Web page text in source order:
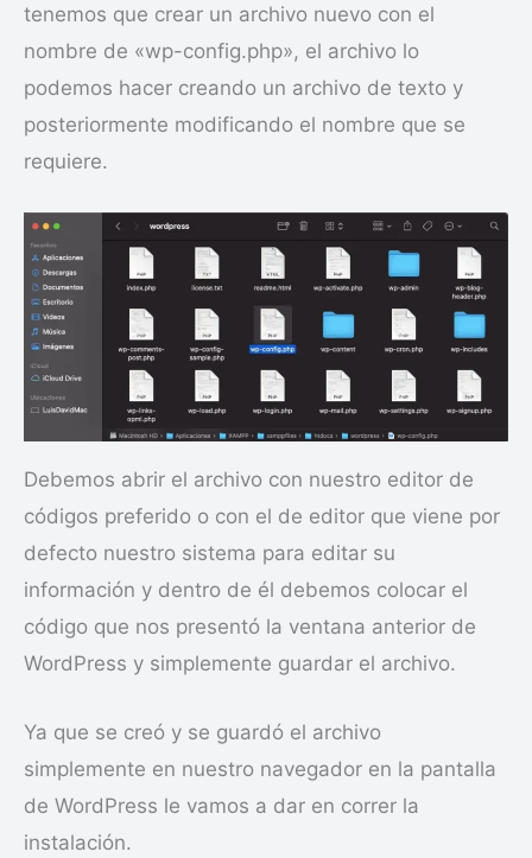
tenemos que crear un archivo nuevo con el
nombre de «wp-config.php», el archivo lo
podemos hacer creando un archivo de texto y
posteriormente modificando el nombre que se
requiere.
Debemos abrir el archivo con nuestro editor de
códigos preferido o con el de editor que viene por
defecto nuestro sistema para editar su
información y dentro de él debemos colocar el
código que nos presentó la ventana anterior de
WordPress y simplemente guardar el archivo.
Ya que se creó y se guardó el archivo
simplemente en nuestro navegador en la pantalla
de WordPress le vamos a dar en correr la
instalación.